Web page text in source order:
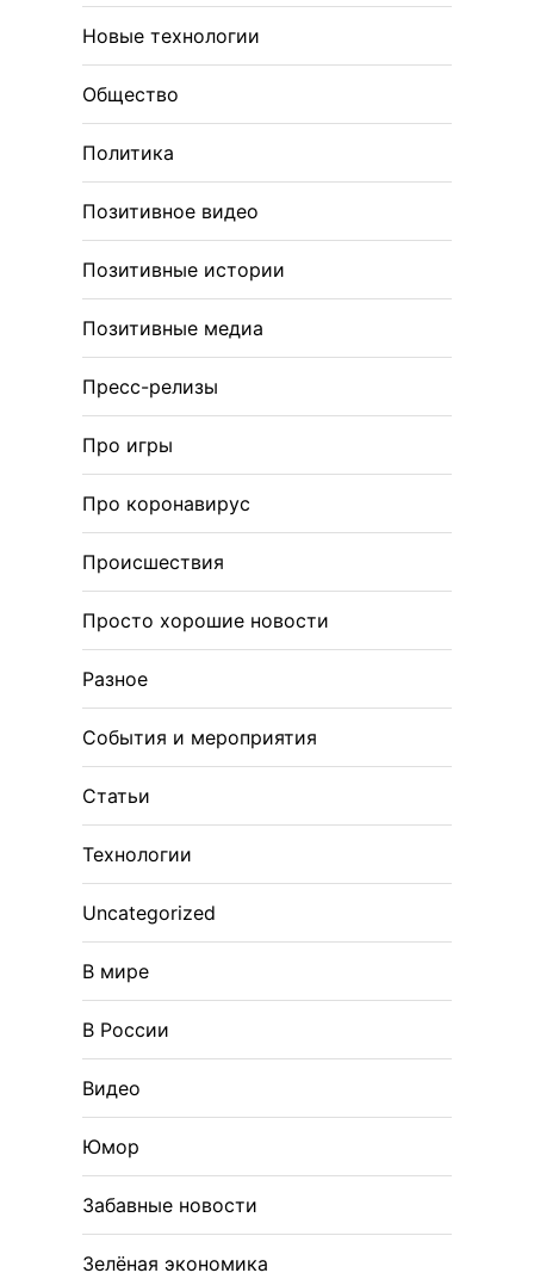
Новые технологии
Общество
Политика
Позитивное видео
Позитивные истории
Позитивные медиа
Пресс-релизы
Про игры
Про коронавирус
Происшествия
Просто хорошие новости
Разное
События и мероприятия
Статьи
Технологии
Uncategorized
В мире
В России
Видео
Юмор
Забавные новости
Зелёная экономика